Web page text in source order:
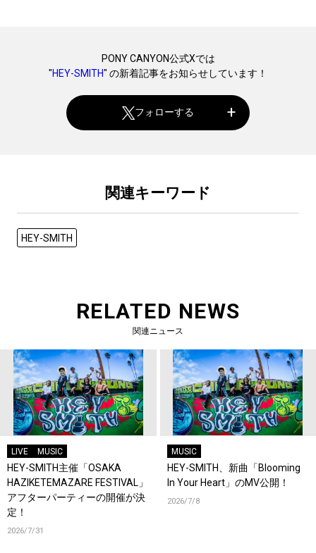
PONY CANYON公式Xでは
"HEY-SMITH" の新着記事をお知らせしています！
フォローする
関連キーワード
HEY-SMITH
RELATED NEWS
関連ニュース
LIVE MUSIC
HEY-SMITH主催「OSAKA
HAZIKETEMAZARE FESTIVAL」
アフターパーティーの開催が決
定！
2026/7/31
MUSIC
HEY-SMITH、新曲「Blooming
In Your Heart」のMV公開！
2026/7/8